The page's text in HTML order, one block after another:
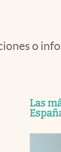
o
Las